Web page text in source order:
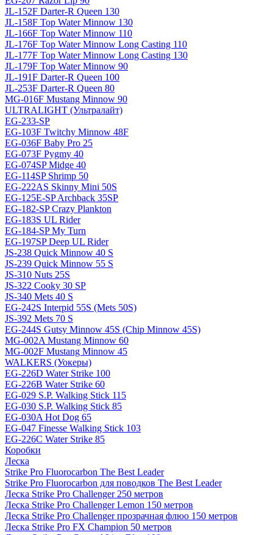
JL-152F Darter-R Queen 130
JL-158F Top Water Minnow 130
JL-166F Top Water Minnow 110
JL-176F Top Water Minnow Long Casting 110
JL-177F Top Water Minnow Long Casting 130
JL-179F Top Water Minnow 90
JL-191F Darter-R Queen 100
JL-253F Darter-R Queen 80
MG-016F Mustang Minnow 90
ULTRALIGHT (Ультралайт)
EG-233-SP
EG-103F Twitchy Minnow 48F
EG-036F Baby Pro 25
EG-073F Pygmy 40
EG-074SP Midge 40
EG-114SP Shrimp 50
EG-222AS Skinny Mini 50S
EG-125E-SP Archback 35SP
EG-182-SP Crazy Plankton
EG-183S UL Rider
EG-184-SP My Turn
EG-197SP Deep UL Rider
JS-238 Quick Minnow 40 S
JS-239 Quick Minnow 55 S
JS-310 Nuts 25S
JS-322 Cooky 30 SP
JS-340 Mets 40 S
EG-242S Interpid 55S (Mets 50S)
JS-392 Mets 70 S
EG-244S Gutsy Minnow 45S (Chip Minnow 45S)
MG-002A Mustang Minnow 60
MG-002F Mustang Minnow 45
WALKERS (Уокеры)
EG-226D Water Strike 100
EG-226B Water Strike 60
EG-029 S.P. Walking Stick 115
EG-030 S.P. Walking Stick 85
EG-030A Hot Dog 65
EG-047 Finesse Walking Stick 103
EG-226C Water Strike 85
Коробки
Леска
Strike Pro Fluorocarbon The Best Leader
Strike Pro Fluorocarbon для поводков The Best Leader
Леска Strike Pro Challenger 250 метров
Леска Strike Pro Challenger Lemon 150 метров
Леска Strike Pro Challenger прозрачная флюо 150 метров
Леска Strike Pro FX Champion 50 метров